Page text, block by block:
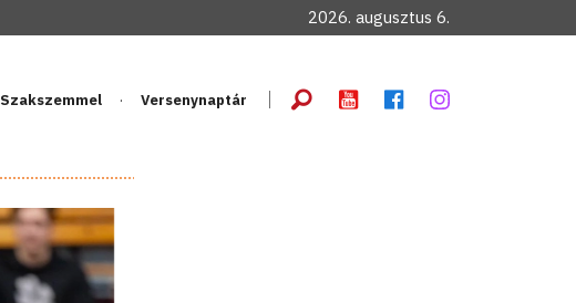
2026. augusztus 6.
Szakszemmel Versenynaptár